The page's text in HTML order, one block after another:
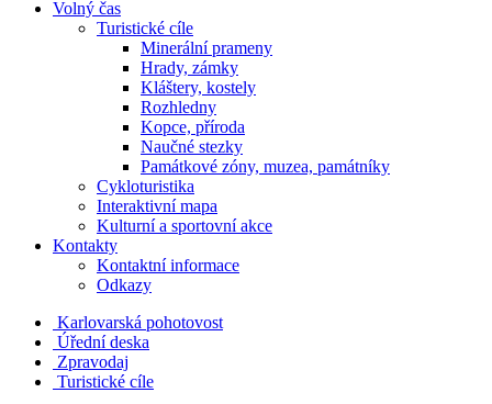
Volný čas
Turistické cíle
Minerální prameny
Hrady, zámky
Kláštery, kostely
Rozhledny
Kopce, příroda
Naučné stezky
Památkové zóny, muzea, památníky
Cykloturistika
Interaktivní mapa
Kulturní a sportovní akce
Kontakty
Kontaktní informace
Odkazy
Karlovarská pohotovost
Úřední deska
Zpravodaj
Turistické cíle